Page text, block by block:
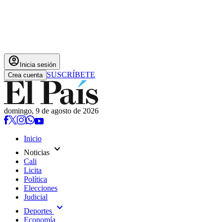
account_circle Inicia sesión
Crea cuenta SUSCRÍBETE
domingo, 9 de agosto de 2026
Inicio
Noticias expand_more
Cali
Licita
Política
Elecciones
Judicial
Deportes expand_more
Economía